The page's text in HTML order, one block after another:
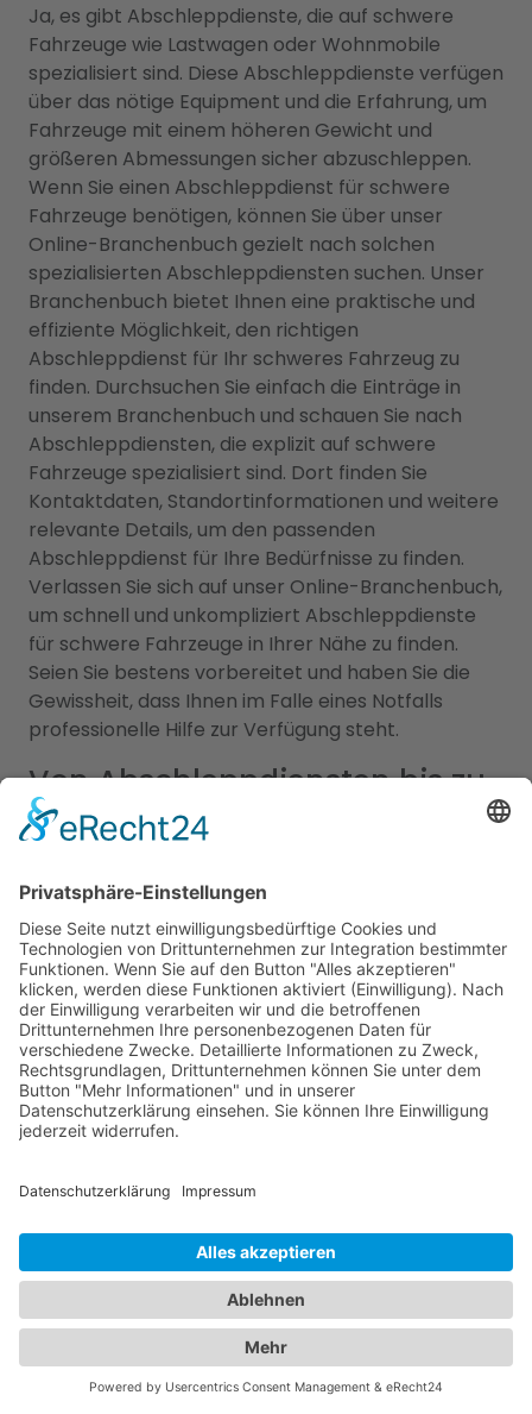
Ja, es gibt Abschleppdienste, die auf schwere
Fahrzeuge wie Lastwagen oder Wohnmobile
spezialisiert sind. Diese Abschleppdienste verfügen
über das nötige Equipment und die Erfahrung, um
Fahrzeuge mit einem höheren Gewicht und
größeren Abmessungen sicher abzuschleppen.
Wenn Sie einen Abschleppdienst für schwere
Fahrzeuge benötigen, können Sie über unser
Online-Branchenbuch gezielt nach solchen
spezialisierten Abschleppdiensten suchen. Unser
Branchenbuch bietet Ihnen eine praktische und
effiziente Möglichkeit, den richtigen
Abschleppdienst für Ihr schweres Fahrzeug zu
finden. Durchsuchen Sie einfach die Einträge in
unserem Branchenbuch und schauen Sie nach
Abschleppdiensten, die explizit auf schwere
Fahrzeuge spezialisiert sind. Dort finden Sie
Kontaktdaten, Standortinformationen und weitere
relevante Details, um den passenden
Abschleppdienst für Ihre Bedürfnisse zu finden.
Verlassen Sie sich auf unser Online-Branchenbuch,
um schnell und unkompliziert Abschleppdienste
für schwere Fahrzeuge in Ihrer Nähe zu finden.
Seien Sie bestens vorbereitet und haben Sie die
Gewissheit, dass Ihnen im Falle eines Notfalls
professionelle Hilfe zur Verfügung steht.
Von Abschleppdiensten bis zu
komfortablen Unterkünften:
Alles, was Sie brauchen, an
einem Ort
In unserem umfassenden Branchenportal finden
Sie nicht nur alle Informationen rund um
zuverlässige Abschleppdienste, sondern auch
detaillierte Einblicke in erstklassige Hotels. Wir
bieten Ihnen eine vielseitige Plattform, um sowohl
Ihre Mobilität im Straßenverkehr als auch Ihren
Komfort während des Aufenthalts in einemHotel
Welverzu gewährleisten. Erfahren Sie mehr über
Region. Unsere Datenbank enthält eine Auswahl
einer Fahrzeugpanne oder eines Unfalls schnell
und effizient helfen. Informieren Sie sich über ihre
Dienstleistungen, Erreichbarkeit und
Kundenerfahrungen, um die beste Wahl für Ihre
Bedürfnisse zu treffen. Gleichzeitig bieten wir Ihnen
umfangreiche Informationen zu erstklassigen